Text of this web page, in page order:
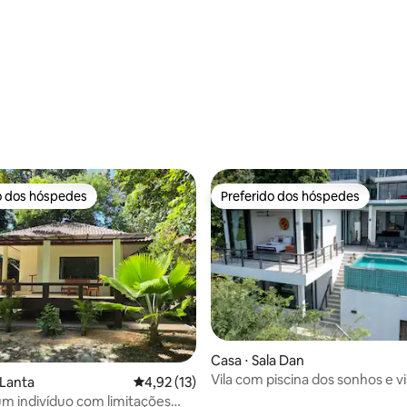
de 5, 22 avaliações
de 5, 25 avaliações
dos hóspedes
dos hóspedes
4,92 de uma avaliação média de 5, 13
4,92 (13)
indivíduo com limitações
Preferido dos hóspedes
Preferido dos hóspedes
Casa ⋅ Sala Dan
Vila com piscina dos sonhos e